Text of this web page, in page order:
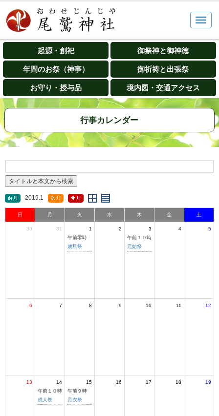
起源・創祀 御祭神と御神徳
年間のお祭（神事） 御祈祷と出張祭
お守り・授与品 境内図・交通アクセス
行事カレンダー
2019.1
日 月 火 水 木 金 土
30 31
1
午前零時
歳旦祭
2
3
午前１０時
元始祭
4 5
6 7 8 9 10 11 12
13
14
午前１０時
成人祭
15
午前９時
月次祭
16 17 18 19